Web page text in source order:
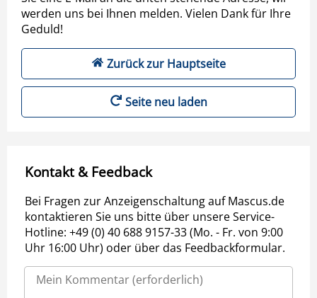
werden uns bei Ihnen melden. Vielen Dank für Ihre
Geduld!
Zurück zur Hauptseite
Seite neu laden
Kontakt & Feedback
Bei Fragen zur Anzeigenschaltung auf Mascus.de
kontaktieren Sie uns bitte über unsere Service-
Hotline: +49 (0) 40 688 9157-33 (Mo. - Fr. von 9:00
Uhr 16:00 Uhr) oder über das Feedbackformular.